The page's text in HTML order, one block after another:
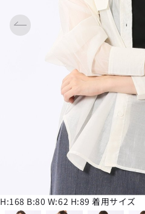
H:168 B:80 W:62 H:89 着用サイズ
H:168 B:80 W:62 H:89 着用サイズ